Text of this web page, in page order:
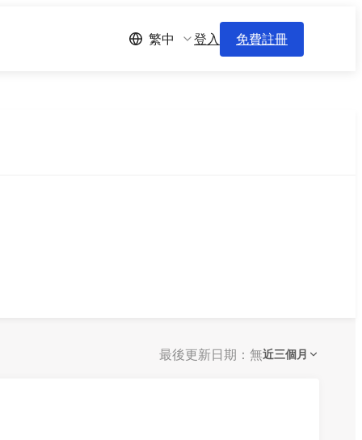
繁中 登入 免費註冊
最後更新日期：無近三個月